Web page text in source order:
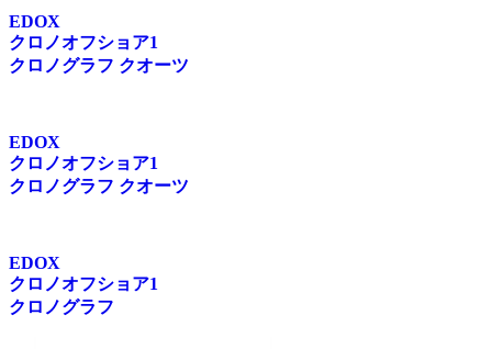
EDOX
クロノオフショア1
クロノグラフ クオーツ
EDOX
クロノオフショア1
クロノグラフ クオーツ
EDOX
クロノオフショア1
クロノグラフ